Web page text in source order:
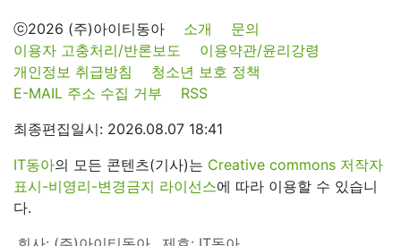
ⓒ2026 (주)아이티동아 소개
문의
이용자 고충처리/반론보도
이용약관/윤리강령
개인정보 취급방침
청소년 보호 정책
E-MAIL 주소 수집 거부
RSS
최종편집일시: 2026.08.07 18:41
IT동아의 모든 콘텐츠(기사)는 Creative commons 저작자
표시-비영리-변경금지 라이선스에 따라 이용할 수 있습니
다.